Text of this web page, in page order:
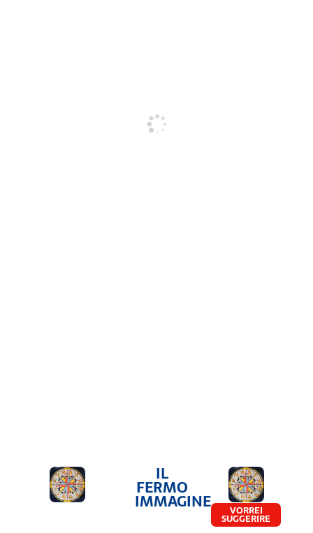
IL
FERMO
IMMAGINE VORREI
SUGGERIRE